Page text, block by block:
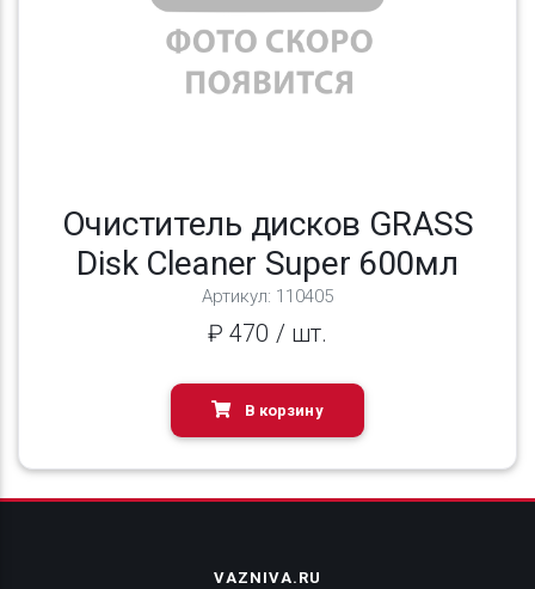
Очиститель дисков GRASS
Disk Cleaner Super 600мл
Артикул: 110405
₽ 470 / шт.
В корзину
VAZNIVA.RU